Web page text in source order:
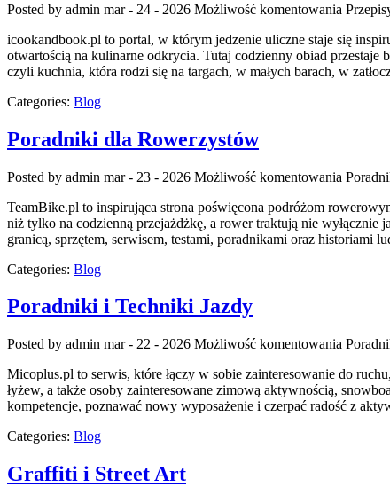
Posted by admin mar - 24 - 2026 Możliwość komentowania
icookandbook.pl to portal, w którym jedzenie uliczne staje się
otwartością na kulinarne odkrycia. Tutaj codzienny obiad
czyli kuchnia, która rodzi się na targach, w małych barach, w
Categories: Blog
Poradniki dla Rowerzystów
Posted by admin mar - 23 - 2026 Możliwość komentowania
TeamBike.pl to inspirująca strona poświęcona podróżom
niż tylko na codzienną przejażdżkę, a rower traktują nie
granicą, sprzętem, serwisem, testami, poradnikami oraz
Categories: Blog
Poradniki i Techniki Jazdy
Posted by admin mar - 22 - 2026 Możliwość komentowania
Micoplus.pl to serwis, które łączy w sobie zainteresowanie do
łyżew, a także osoby zainteresowane zimową aktywnością,
kompetencje, poznawać nowy wyposażenie i czerpać radość z
Categories: Blog
Graffiti i Street Art